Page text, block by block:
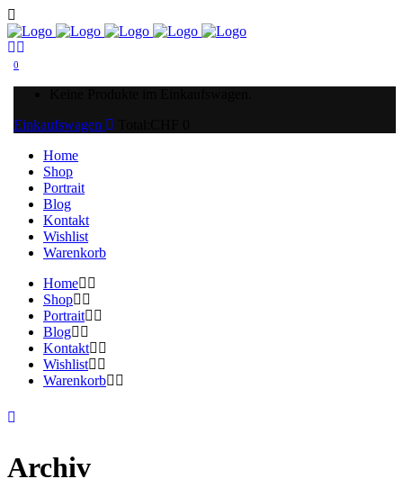
0
Einkaufswagen
Home
Shop
Portrait
Blog
Kontakt
Wishlist
Warenkorb
Home
Shop
Portrait
Blog
Kontakt
Wishlist
Warenkorb
Archiv